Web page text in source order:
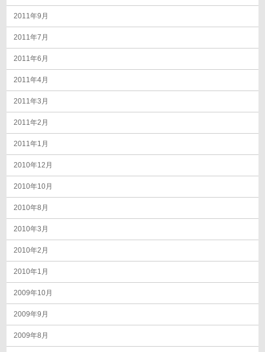
2011年9月
2011年7月
2011年6月
2011年4月
2011年3月
2011年2月
2011年1月
2010年12月
2010年10月
2010年8月
2010年3月
2010年2月
2010年1月
2009年10月
2009年9月
2009年8月